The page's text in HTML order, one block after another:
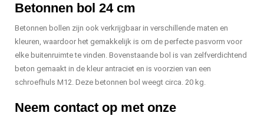
Betonnen bol 24 cm
Betonnen bollen zijn ook verkrijgbaar in verschillende maten en
kleuren, waardoor het gemakkelijk is om de perfecte pasvorm voor
elke buitenruimte te vinden. Bovenstaande bol is van zelfverdichtend
beton gemaakt in de kleur antraciet en is voorzien van een
schroefhuls M12. Deze betonnen bol weegt circa. 20 kg.
Neem contact op met onze